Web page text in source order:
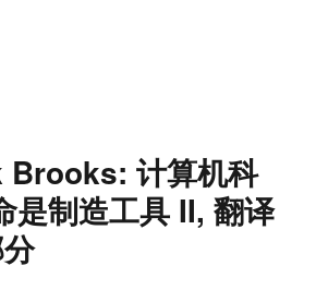
计算机科
是制造工具 II, 翻译